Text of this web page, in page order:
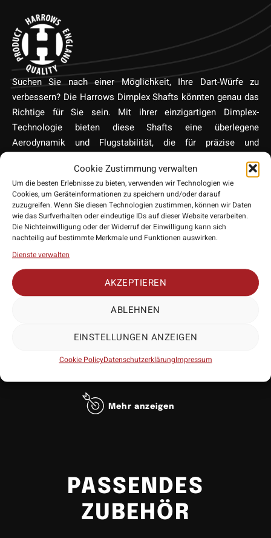
Cookie Zustimmung verwalten
Um die besten Erlebnisse zu bieten, verwenden wir Technologien wie
Cookies, um Geräteinformationen zu speichern und/oder darauf
zuzugreifen. Wenn Sie diesen Technologien zustimmen, können wir Daten
wie das Surfverhalten oder eindeutige IDs auf dieser Website verarbeiten.
Die Nichteinwilligung oder der Widerruf der Einwilligung kann sich
nachteilig auf bestimmte Merkmale und Funktionen auswirken.
Dienste verwalten
AKZEPTIEREN
ABLEHNEN
EINSTELLUNGEN ANZEIGEN
Cookie PolicyDatenschutzerklärungImpressum
Suchen Sie nach einer Möglichkeit, Ihre Dart-Würfe zu
verbessern? Die Harrows Dimplex Shafts könnten genau das
Richtige für Sie sein. Mit ihrer einzigartigen Dimplex-
Technologie bieten diese Shafts eine überlegene
Aerodynamik und Flugstabilität, die für präzise und
Materialien, garantieren sie Langlebigkeit und widerstehen
dem täglichen Verschleiß. Darüber hinaus ist das Universal-
Design mit den meisten Dartpfeilen kompatibel, sodass Sie
sich keine Sorgen über die Passform machen müssen. Egal
ob Sie ein Profi oder ein Anfänger sind, die Harrows Dimplex
Shafts werden Ihr Dartspiel auf das nächste Level heben.
Dimplex Shafts.
Mehr anzeigen
PASSENDES
ZUBEHÖR